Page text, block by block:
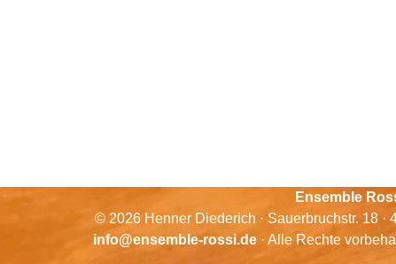
Ensemble
© 2026 Henner Diederich · Sauerbruchstr. 18 ·
info@ensemble-rossi.de· Alle Rechte